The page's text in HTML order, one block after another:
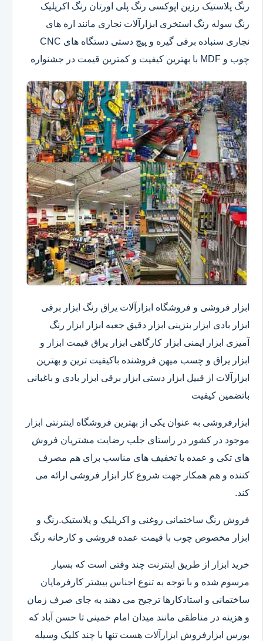
رنگ پلاستیک رزین اپوکسی رنگ پلی اورتان رنگ اکریلیک
رنگ سوله رنگ استخری ابزارآلات نجاری مانند اره های
نجاری سنباده برقی گیره و پیچ دستی دستگاه های CNC
چوب و MDF با بهترین کیفیت و کمترین قیمت در جشنواره
ابزار فروشی و فروشگاه ابزارآلات یراق رنگ ابزار برقی
ابزار بادی ابزار بنزینی ابزار دقیق​ جعبه ابزار ابزار رنگ
آمیزی ابزار ایمنی ابزار کارگاهی ابزار یراق قیمت ابزار و
ابزار یراق و چسب میهن فروشنده باکیفیت ترین و بهترین
ابزارآلات از قبیل ابزار دستی ابزار برقی ابزار بادی و باغبانی
باتضمین کیفیت
ابزارفروشی به عنوان یکی از بهترین فروشگاه اینترنتی ابزار
موجود در کشور در راستای جلب رضایت مشتریان فروش
های تکی و عمده با تخفیف های مناسب برای هم مصرف
کننده و هم همکار جهت شروع کار ابزار فروشی ارائه می
کند.
فروش رنگ ساختمانی روغنی و اکریلیک و پلاستیک.رنگ و
ابزار مخصوص چوب با قیمت عمده فروشی و کارخانه رنگ
خرید ابزار از طریق اینترنت چند وقتی است که بسیار
مرسوم شده و با توجه به تنوع اجناس بیشتر کارفرمایان
ساختمانی و استادکارها ترجیح می دهند به جای صرف زمان
و هزینه در مناطقی مانند میدان امام خمینی تا حسن آباد که
بورس ابزارفروش ابزارآلات هست تنها با چند کلیک وسیله